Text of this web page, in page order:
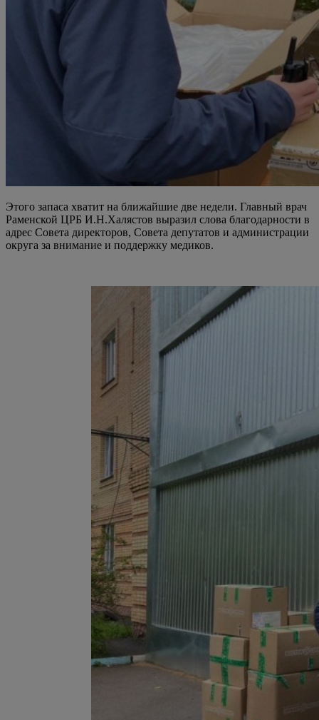
Этого запаса хватит на ближайшие две недели. Главный врач
Раменской ЦРБ И.Н.Халястов выразил слова благодарности в
адрес Совета директоров, Совета депутатов и администрации
округа за внимание и поддержку медиков.